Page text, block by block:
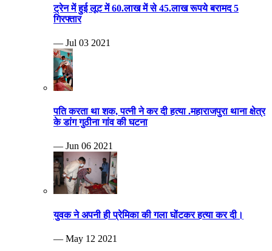
ट्रेन में हुई लूट में 60.लाख में से 45.लाख रूपये बरामद 5
गिरफ्तार
— Jul 03 2021
पति करता था शक, पत्नी ने कर दी हत्या .महाराजपुरा थाना क्षेत्र
के डांग गुठीना गांव की घटना
— Jun 06 2021
युवक ने अपनी ही प्रेमिका की गला घोंटकर हत्या कर दी।
— May 12 2021